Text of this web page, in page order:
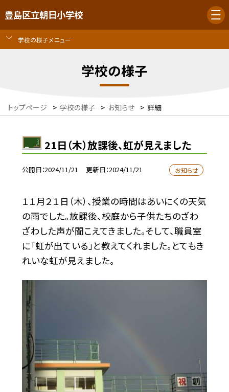
豊島区立朝日小学校
学校の様子メニュー
学校の様子
トップページ > 学校の様子 > お知らせ > 詳細
21日（木）放課後、虹が見えました
公開日 2024/11/21 更新日 2024/11/21 お知らせ
１１月２１日（木）、授業の時間はあいにくの天気
の雨でした。放課後、校庭から子供たちのざわ
ざわした声が聞こえてきました。そして、職員室
に「虹が出ている」と教えてくれました。とてもき
れいな虹が見えました。